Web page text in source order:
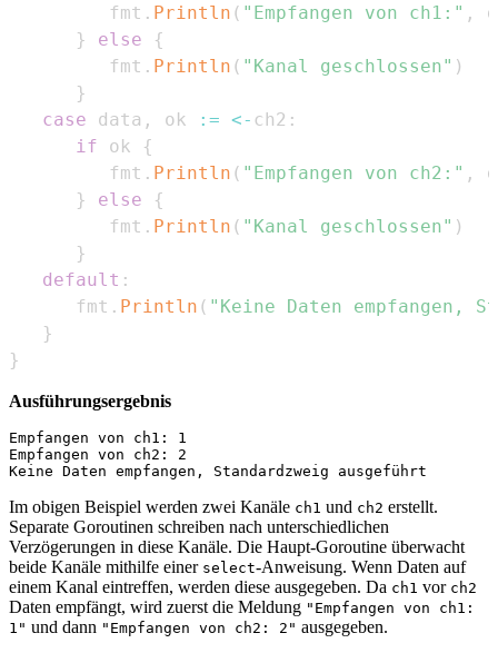
         fmt
. Println ( "Empfangen von ch1:" ,
}
else
{
         fmt
. Println ( "Kanal geschlossen" )
}
case data , ok := <- ch2 :
if ok
{
         fmt
. Println ( "Empfangen von ch2:" ,
}
else
{
         fmt
. Println ( "Kanal geschlossen" )
}
default :
      fmt
. Println ( "Keine Daten empfangen,
}
}
Ausführungsergebnis
Empfangen von ch1: 1
Empfangen von ch2: 2
Im obigen Beispiel werden zwei Kanäle ch1 und ch2 erstellt.
Separate Goroutinen schreiben nach unterschiedlichen
Verzögerungen in diese Kanäle. Die Haupt-Goroutine überwacht
beide Kanäle mithilfe einer select-Anweisung. Wenn Daten auf
einem Kanal eintreffen, werden diese ausgegeben. Da ch1 vor ch2
Daten empfängt, wird zuerst die Meldung "Empfangen von ch1:
1" und dann "Empfangen von ch2: 2" ausgegeben.